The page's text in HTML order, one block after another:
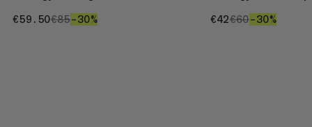
€59.50€59.50
€85€85
–30%30% €42€42
€60€60
–30%30%